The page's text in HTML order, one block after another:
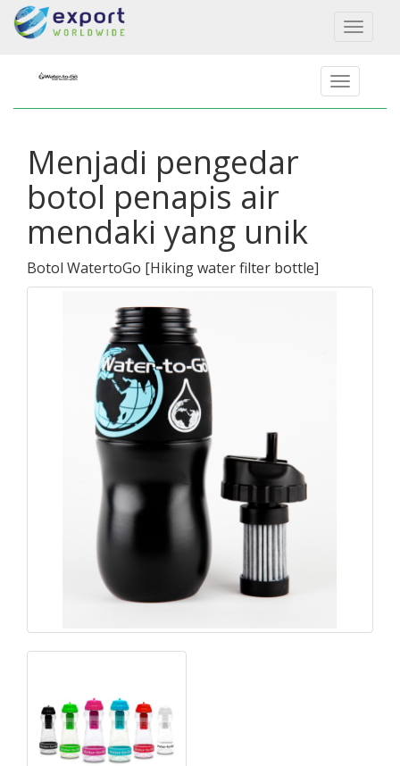
Toggle
Menjadi pengedar
botol penapis air
mendaki yang unik
Botol WatertoGo [Hiking water filter bottle]